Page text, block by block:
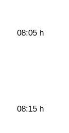
08:05 h
08:15 h